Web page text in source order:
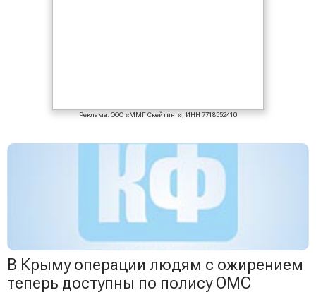
Реклама: ООО «ММГ Скейтинг», ИНН 7718552410
В Крыму операции людям с ожирением
теперь доступны по полису ОМС